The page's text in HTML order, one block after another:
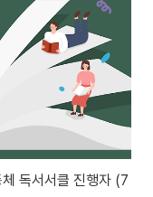
독서서클 진행자 (7